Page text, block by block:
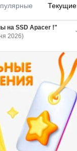
Текущие
на SSD Apacer !"
2026)